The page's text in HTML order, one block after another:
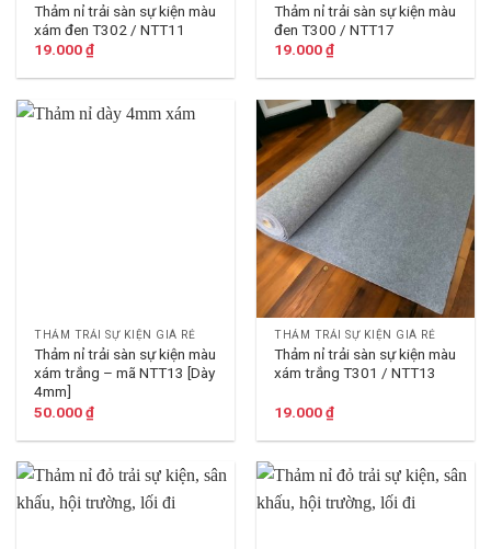
Thảm nỉ trải sàn sự kiện màu
xám đen T302 / NTT11
19.000₫
Thảm nỉ trải sàn sự kiện màu
đen T300 / NTT17
19.000₫
THẢM TRẢI SỰ KIỆN GIÁ RẺ
Thảm nỉ trải sàn sự kiện màu
xám trắng – mã NTT13 [Dày
4mm]
50.000₫
THẢM TRẢI SỰ KIỆN GIÁ RẺ
Thảm nỉ trải sàn sự kiện màu
xám trắng T301 / NTT13
19.000₫